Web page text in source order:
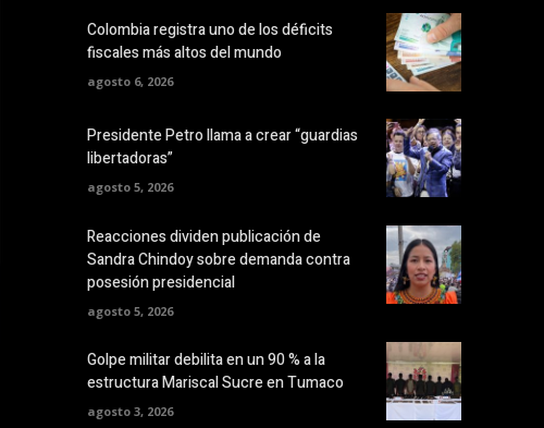
Colombia registra uno de los déficits
fiscales más altos del mundo
agosto 6, 2026
Presidente Petro llama a crear “guardias
libertadoras”
agosto 5, 2026
Reacciones dividen publicación de
Sandra Chindoy sobre demanda contra
posesión presidencial
agosto 5, 2026
Golpe militar debilita en un 90 % a la
estructura Mariscal Sucre en Tumaco
agosto 3, 2026